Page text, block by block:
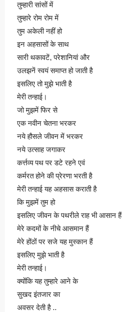
तुम्हारी सांसों में
तुम्हारे रोम रोम में
तुम अकेली नहीं हो
इन अहसासों के साथ
सारी थकावटें, परेशानियां और
उलझनें स्वयं समाप्त हो जाती है
इसलिए तो मुझे भाती है
मेरी तन्हाई।
जो मुझमें फिर से
एक नवीन चेतना भरकर
नये हौसले जीवन में भरकर
नये उत्साह जगाकर
कर्त्तव्य पथ पर डटे रहने एवं
कर्मरत होने की प्रेरणा भरती है
मेरी तन्हाई यह अहसास कराती है
कि मुझमें तुम हो
इसलिए जीवन के पथरीले राह भी आसान हैं
मेरे कदमों के नीचे आसमान हैं
मेरे होंठों पर सजे यह मुस्कान हैं
इसलिए मुझे भाती है
मेरी तन्हाई।
क्योंकि यह तुम्हारे आने के
सुखद इंतजार का
अवसर देती है ..